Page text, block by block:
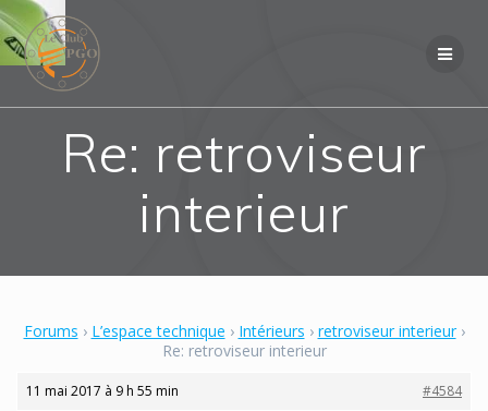
Re: retroviseur
interieur
Forums › L’espace technique › Intérieurs › retroviseur interieur ›
Re: retroviseur interieur
11 mai 2017 à 9 h 55 min
#4584